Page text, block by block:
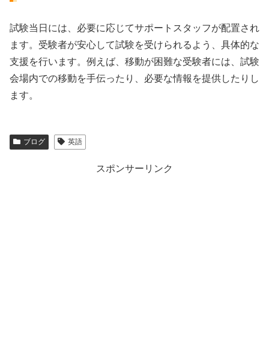
試験当日には、必要に応じてサポートスタッフが配置され
ます。受験者が安心して試験を受けられるよう、具体的な
支援を行います。例えば、移動が困難な受験者には、試験
会場内での移動を手伝ったり、必要な情報を提供したりし
ます。
ブログ 英語
スポンサーリンク